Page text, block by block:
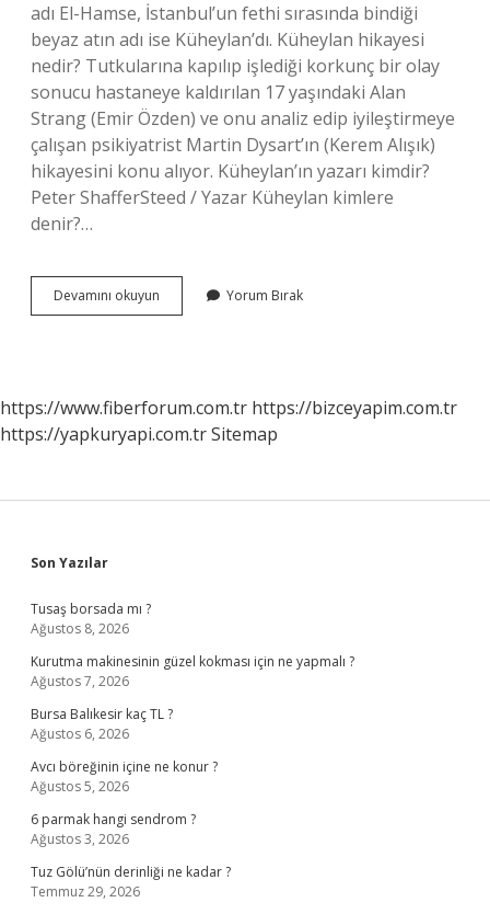
adı El-Hamse, İstanbul’un fethi sırasında bindiği
beyaz atın adı ise Küheylan’dı. Küheylan hikayesi
nedir? Tutkularına kapılıp işlediği korkunç bir olay
sonucu hastaneye kaldırılan 17 yaşındaki Alan
Strang (Emir Özden) ve onu analiz edip iyileştirmeye
çalışan psikiyatrist Martin Dysart’ın (Kerem Alışık)
hikayesini konu alıyor. Küheylan’ın yazarı kimdir?
Peter ShafferSteed / Yazar Küheylan kimlere
denir?…
Devamını okuyun Küheylan
Kimin
Yorum Bırak
https://www.fiberforum.com.tr https://bizceyapim.com.tr
https://yapkuryapi.com.trSitemap
Sidebar
Son Yazılar
Tusaş borsada mı ?
Ağustos 8, 2026
Kurutma makinesinin güzel kokması için ne yapmalı ?
Ağustos 7, 2026
Bursa Balıkesir kaç TL ?
Ağustos 6, 2026
Avcı böreğinin içine ne konur ?
Ağustos 5, 2026
6 parmak hangi sendrom ?
Ağustos 3, 2026
Tuz Gölü’nün derinliği ne kadar ?
Temmuz 29, 2026